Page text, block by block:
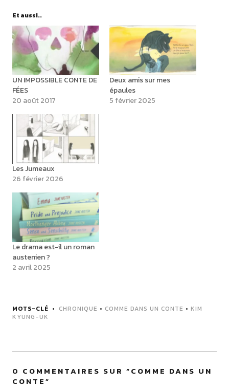
Et aussi..
UN IMPOSSIBLE CONTE DE
FÉES
20 août 2017
Deux amis sur mes
épaules
5 février 2025
Les Jumeaux
26 février 2026
Le drama est-il un roman
austenien ?
2 avril 2025
MOTS-CLÉ CHRONIQUE • COMME DANS UN CONTE • KIM
KYUNG-UK
0 COMMENTAIRES SUR “COMME DANS UN
CONTE”